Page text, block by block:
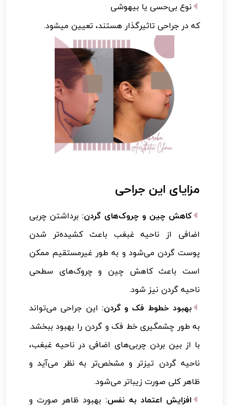
نوع بی‌حسی یا بیهوشی
که در جراحی تاثیرگذار هستند، تعیین میشود.
مزایای این جراحی
کاهش چین و چروک‌های گردن: برداشتن چربی
اضافی از ناحیه غبغب باعث کشیده‌تر شدن
پوست گردن می‌شود و به طور غیرمستقیم ممکن
است باعث کاهش چین و چروک‌های سطحی
ناحیه گردن نیز شود.
بهبود خطوط فک و گردن: این جراحی می‌تواند
به طور چشمگیری خط فک و گردن را بهبود ببخشد.
با از بین بردن چربی‌های اضافی در ناحیه غبغب،
ناحیه گردن تیزتر و مشخص‌تر به نظر می‌آید و
ظاهر کلی صورت زیباتر می‌شود.
افزایش اعتماد به نفس: بهبود ظاهر صورت و